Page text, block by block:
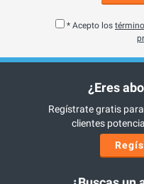
* Acepto los
¿Eres
Regístrate gratis
clientes